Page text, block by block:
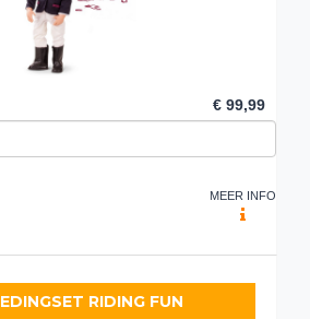
€ 99,99
MEER INFO
RIDING FUN